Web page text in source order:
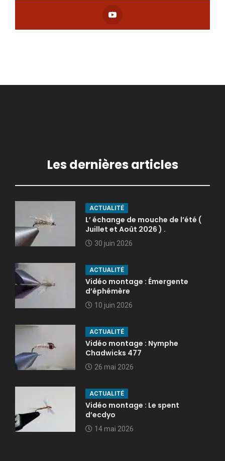
Les dernières articles
ACTUALITÉ
L’ échange de mouche de l’été (
Juillet et Août 2026 ) .
30 juin 2026
ACTUALITÉ
Vidéo montage : Émergente
d’éphémère
10 juin 2026
ACTUALITÉ
Vidéo montage : Nymphe
Chadwicks 477
26 mai 2026
ACTUALITÉ
Vidéo montage : Le spent
d’ecdyo
14 mai 2026